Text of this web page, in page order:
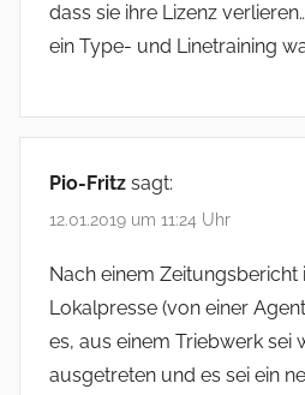
dass sie ihre Lizenz
ein Type- und Linetraining
Pio-Fritz sagt:
12.01.2019 um 11:24 Uhr
Nach einem Zeitungsbericht
Lokalpresse (von einer
es, aus einem Triebwerk sei
ausgetreten und es sei ein